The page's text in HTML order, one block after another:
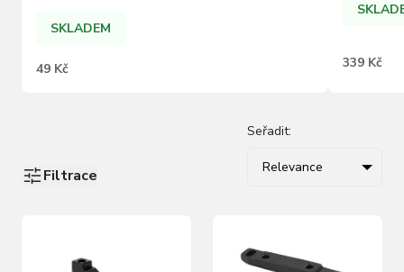
(140mm)
SKLADEM
49 Kč 339 Kč
Filtrace
Seřadit:
Relevance